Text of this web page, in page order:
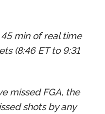
min of real time
(8:46 ET to 9:31
missed FGA, the
shots by any